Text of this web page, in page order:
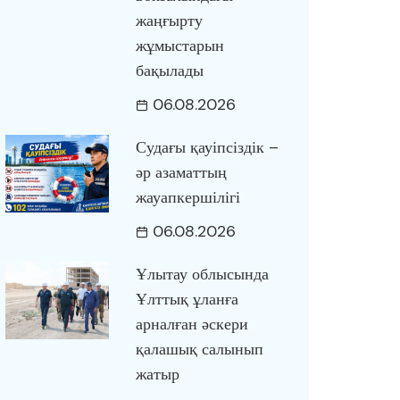
жаңғырту
жұмыстарын
бақылады
06.08.2026
Судағы қауіпсіздік –
әр азаматтың
жауапкершілігі
06.08.2026
Ұлытау облысында
Ұлттық ұланға
арналған әскери
қалашық салынып
жатыр